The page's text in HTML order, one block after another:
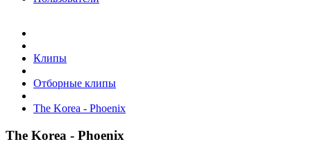
Клипы
Отборные клипы
The Korea - Phoenix
The Korea - Phoenix